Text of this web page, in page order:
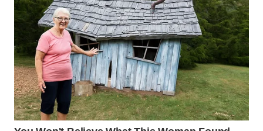
BALI
WN
KALBAR
WN
KALTENG
WN